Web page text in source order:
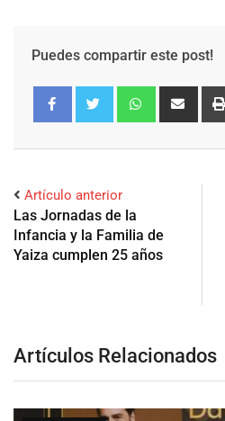
Puedes compartir este post!
Artículo anterior
Las Jornadas de la
Infancia y la Familia de
Yaiza cumplen 25 años
Artículos Relacionados